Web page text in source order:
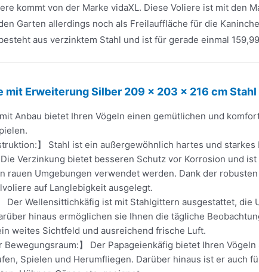
kommt von der Marke vidaXL. Diese Voliere ist mit den
Garten allerdings noch als Freilauffläche für die
aus verzinktem Stahl und ist für gerade einmal
mit Erweiterung Silber 209 x 203 x 216 cm Stahl
Anbau bietet Ihren Vögeln einen gemütlichen und
】 Stahl ist ein außergewöhnlich hartes und
Verzinkung bietet besseren Schutz vor Korrosion und
rauen Umgebungen verwendet werden. Dank der
auf Langlebigkeit ausgelegt.
Der Wellensittichkäfig ist mit Stahlgittern ausgestattet,
hinaus ermöglichen sie Ihnen die tägliche
weites Sichtfeld und ausreichend frische Luft.
Bewegungsraum:】 Der Papageienkäfig bietet Ihren
Spielen und Herumfliegen. Darüber hinaus ist er auch